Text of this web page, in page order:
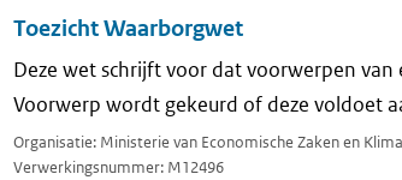
Toezicht Waarborgwet
Deze wet schrijft voor dat voorwerpen
Voorwerp wordt gekeurd of deze voldoet
Organisatie: Ministerie van Economische Zaken en
Verwerkingsnummer: M12496